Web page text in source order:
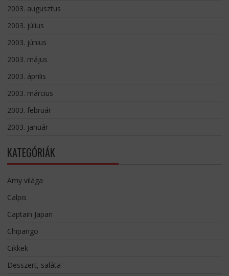
2003. augusztus
2003. július
2003. június
2003. május
2003. április
2003. március
2003. február
2003. január
KATEGÓRIÁK
Amy világa
Calpis
Captain Japan
Chipango
Cikkek
Desszert, saláta